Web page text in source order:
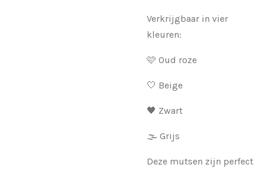
Verkrijgbaar in vier
kleuren:
🩷 Oud roze
🤍 Beige
🖤 Zwart
🌫️ Grijs
Deze mutsen zijn perfect